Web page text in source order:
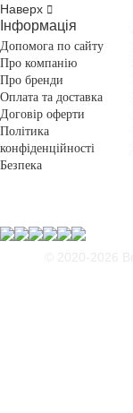
Наверх
Інформація
Допомога по сайту
Про компанію
Про бренди
Оплата та доставка
Договір оферти
Політика
конфіденційності
Безпека